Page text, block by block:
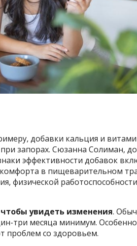
добавки кальция и
запорах. Сюзанна Солиман,
эффективности добавок
в пищеварительном
физической
увидеть изменения.
три месяца минимум.
проблем со здоровьем.